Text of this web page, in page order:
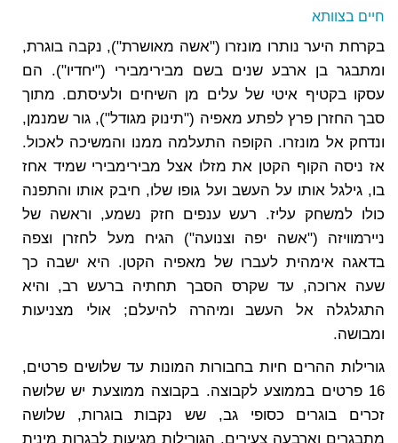
חיים בצוותא
בקרחת היער נותרו מונזרו ("אשה מאושרת"), נקבה בוגרת,
ומתבגר בן ארבע שנים בשם מבירימבירי ("יחדיו"). הם
עסקו בקטיף איטי של עלים מן השיחים ולעיסתם. מתוך
סבך החזרן פרץ לפתע מאפיה ("תינוק מגודל"), גור שמנמן,
ונדחק אל מונזרו. הקופה התעלמה ממנו והמשיכה לאכול.
אז ניסה הקוף הקטן את מזלו אצל מבירימבירי שמיד אחז
בו, גילגל אותו על העשב ועל גופו שלו, חיבק אותו והתפנה
כולו למשחק עליז. רעש ענפים חזק נשמע, וראשה של
ניירמוויזה ("אשה יפה וצנועה") הגיח מעל לחזרן וצפה
בדאגה אימהית לעברו של מאפיה הקטן. היא ישבה כך
שעה ארוכה, עד שקרס הסבך תחתיה ברעש רב, והיא
התגלגלה אל העשב ומיהרה להיעלם; אולי מצניעות
ומבושה.
גורילות ההרים חיות בחבורות המונות עד שלושים פרטים,
16 פרטים בממוצע לקבוצה. בקבוצה ממוצעת יש שלושה
זכרים בוגרים כסופי גב, שש נקבות בוגרות, שלושה
מתבגרים וארבעה צעירים. הגורילות מגיעות לבגרות מינית